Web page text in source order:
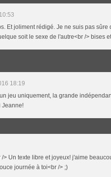
Et joliment rédigé. Je ne suis pas sûre
soit le sexe de l'autre<br /> bises
18:19
jeu uniquement, la grande
Jeanne!
> Un texte libre et joyeux! j'aime
journée à toi<br /> ;)